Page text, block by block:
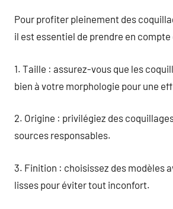
Pour profiter pleinement des
il est essentiel de prendre en
1. Taille : assurez-vous que les
bien à votre morphologie pour une
2. Origine : privilégiez des
sources responsables.
3. Finition : choisissez des modèles
lisses pour éviter tout inconfort.